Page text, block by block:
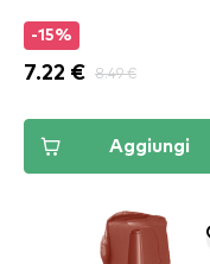
-15%
7.22 € 8.49 €
Aggiungi